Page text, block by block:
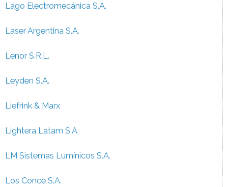
Lago Electromecánica S.A.
Laser Argentina S.A.
Lenor S.R.L.
Leyden S.A.
Liefrink & Marx
Lightera Latam S.A.
LM Sistemas Lumínicos S.A.
Los Conce S.A.